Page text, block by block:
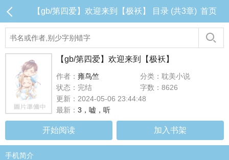
【gb/第四爱】欢迎来到【极袄】 目录 (共3章) 首页
【gb/第四爱】欢迎来到【极袄】
作者： 雍鸟竺
分类：耽美小说
状态：完结
字数：8626
更新：2024-05-06 23:44:48
最新： 3，嘘，听
开始阅读 加入书架
手机简介